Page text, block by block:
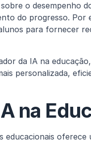
o desempenho
do progresso. Por
para fornecer
da IA na
personalizada,
na
oferece